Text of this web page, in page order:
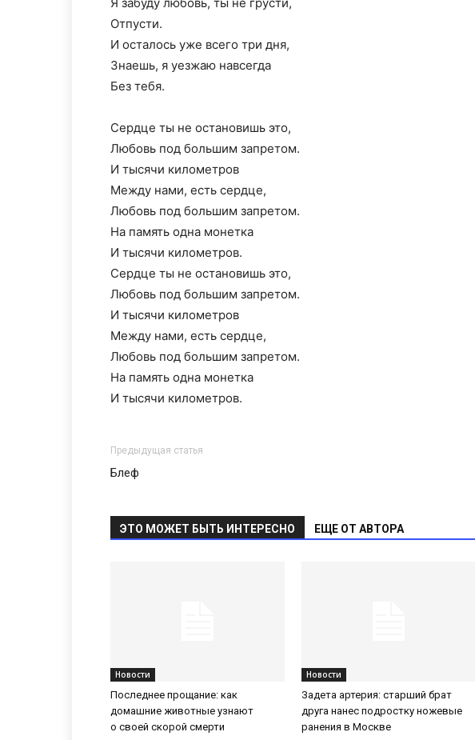
Отпусти.
И осталось уже всего три дня,
Знаешь, я уезжаю навсегда
Без тебя.
Сердце ты не остановишь это,
Любовь под большим запретом.
И тысячи километров
Между нами, есть сердце,
Любовь под большим запретом.
На память одна монетка
И тысячи километров.
Сердце ты не остановишь это,
Любовь под большим запретом.
И тысячи километров
Между нами, есть сердце,
Любовь под большим запретом.
На память одна монетка
И тысячи километров.
Предыдущая статья
Блеф
ЭТО МОЖЕТ БЫТЬ ИНТЕРЕСНО ЕЩЕ ОТ АВТОРА
Новости
Последнее прощание: как
домашние животные узнают
о своей скорой смерти
Новости
Задета артерия: старший брат
друга нанес подростку ножевые
ранения в Москве